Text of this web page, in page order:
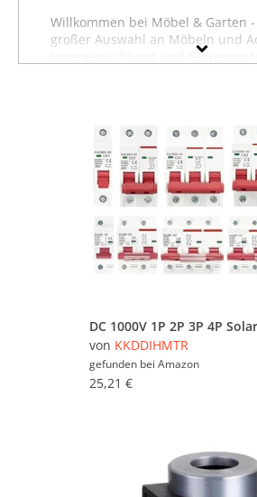
Willkommen bei Möbel & Garten
großer Auswahl an Möbeln und
Inneneinrichtung und
Sie etwas ganz bestimmtes?
es in einer unserer
Beispiel im Bereich
KKDDIHMTR. Nutzen Sie auch die
Seite, um gezielt nach Produkten
Farben, Preisbereichen oder
Möbeln zu suchen. Stöbern Sie in
lassen Sie sich inspirieren - wir
viel Spaß dabei!
von KKDDIHMTR
gefunden bei Amazon
25,21 €